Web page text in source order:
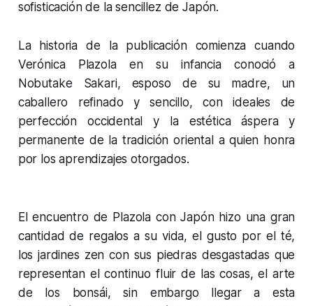
sofisticación de la sencillez de Japón.
La historia de la publicación comienza cuando
Verónica Plazola en su infancia conoció a
Nobutake Sakari, esposo de su madre, un
caballero refinado y sencillo, con ideales de
perfección occidental y la estética áspera y
permanente de la tradición oriental a quien honra
por los aprendizajes otorgados.
El encuentro de Plazola con Japón hizo una gran
cantidad de regalos a su vida, el gusto por el té,
los jardines zen con sus piedras desgastadas que
representan el continuo fluir de las cosas, el arte
de los bonsái, sin embargo llegar a esta